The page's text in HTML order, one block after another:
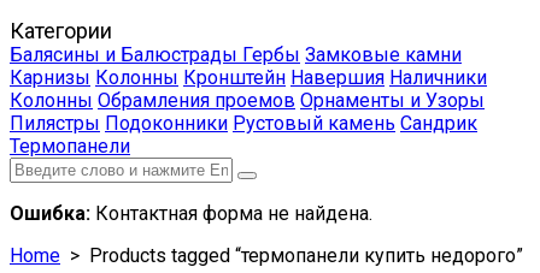
Категории
Балясины и Балюстрады Гербы Замковые камни
Карнизы Колонны Кронштейн Навершия Наличники
Колонны Обрамления проемов Орнаменты и Узоры
Пилястры Подоконники Рустовый камень Сандрик
Термопанели
Ошибка: Контактная форма не найдена.
Home > Products tagged “термопанели купить недорого”